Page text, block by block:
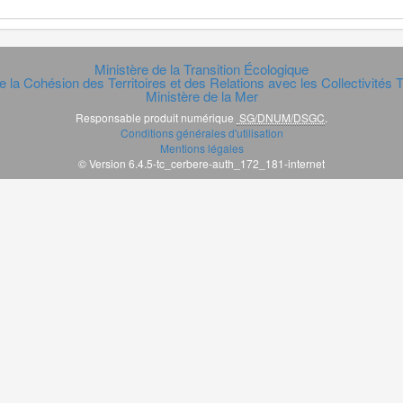
Ministère de la Transition Écologique
la Cohésion des Territoires et des Relations avec les Collectivités
Ministère de la Mer
Responsable produit numérique SG/DNUM/DSGC
Conditions générales d'utilisation
Mentions légales
© Version 6.4.5-tc_cerbere-auth_172_181-internet